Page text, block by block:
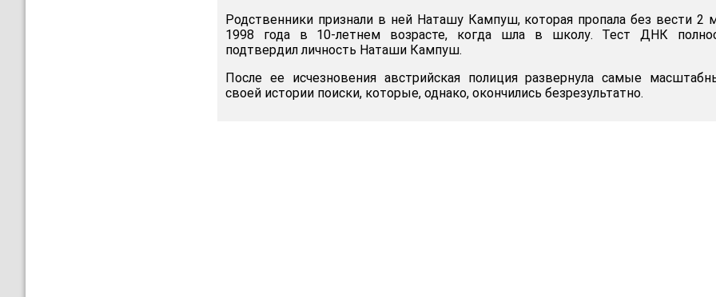
Родственники признали в ней Наташу Кампуш, которая пропала без вести 2
1998 года в 10-летнем возрасте, когда шла в школу. Тест ДНК
подтвердил личность Наташи Кампуш.
После ее исчезновения австрийская полиция развернула самые
своей истории поиски, которые, однако, окончились безрезультатно.